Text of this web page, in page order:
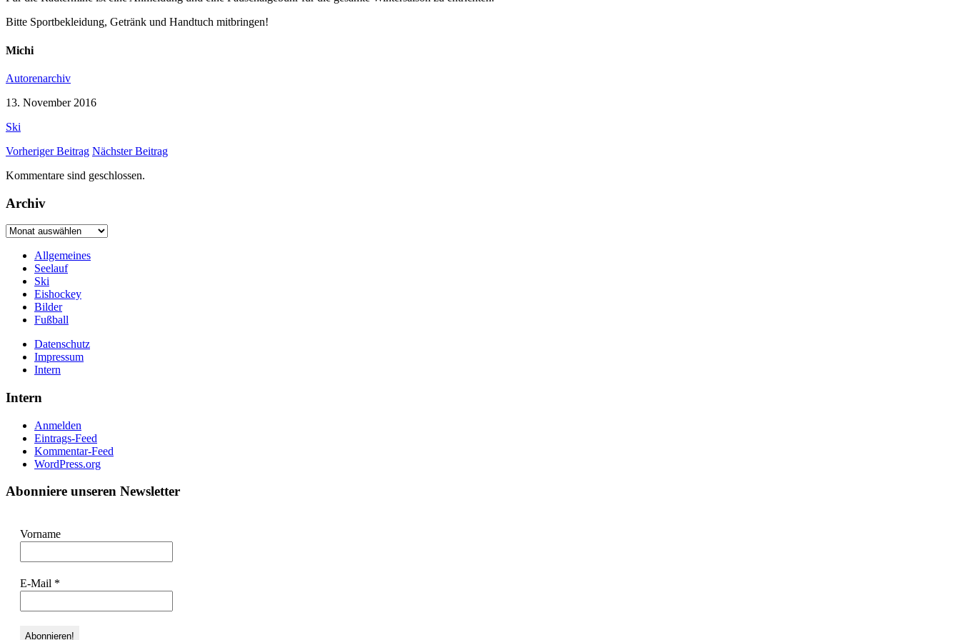
Bitte Sportbekleidung, Getränk und Handtuch mitbringen!
Michi
Autorenarchiv
13. November 2016
Ski
Vorheriger Beitrag Nächster Beitrag
Kommentare sind geschlossen.
Archiv
Archiv
Allgemeines
Seelauf
Ski
Eishockey
Bilder
Fußball
Datenschutz
Impressum
Intern
Intern
Anmelden
Eintrags-Feed
Kommentar-Feed
WordPress.org
Abonniere unseren Newsletter
Vorname
E-Mail *